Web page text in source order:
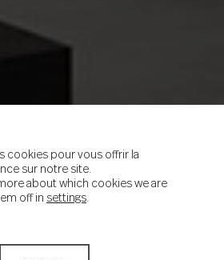
cookies pour vous offrir la
sur notre site.
about which cookies we are
off in settings.